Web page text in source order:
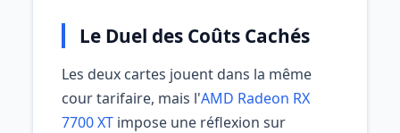
Le Duel des Coûts Cachés
Les deux cartes jouent dans la même
cour tarifaire, mais l'AMD Radeon RX
7700 XT impose une réflexion sur